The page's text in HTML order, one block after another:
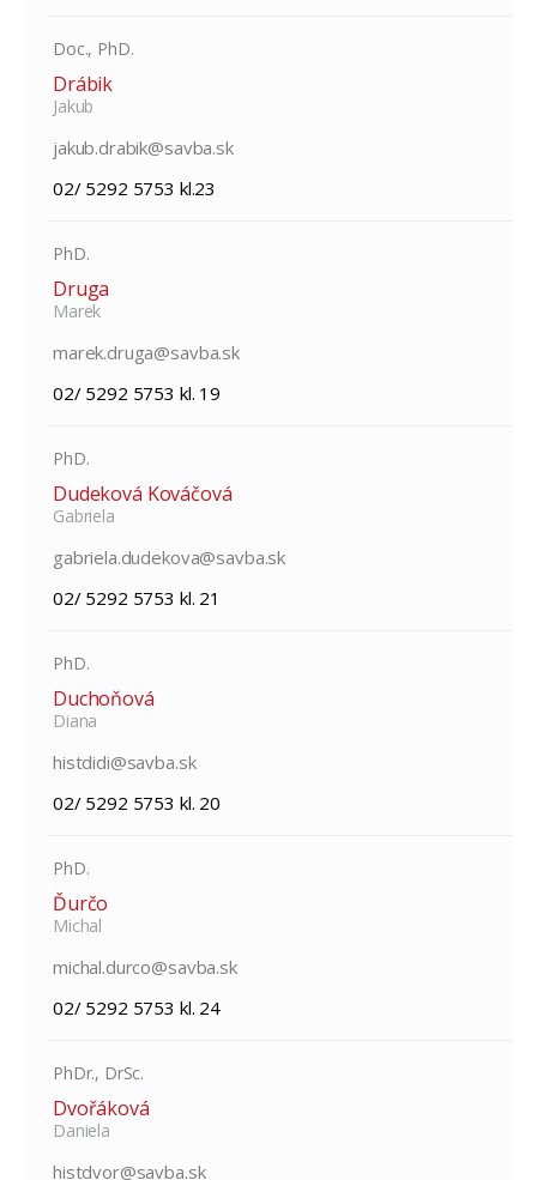
Doc., PhD.
Drábik
Jakub
jakub.drabik@savba.sk
02/ 5292 5753 kl.23
PhD.
Druga
Marek
marek.druga@savba.sk
02/ 5292 5753 kl. 19
PhD.
Dudeková Kováčová
Gabriela
gabriela.dudekova@savba.sk
02/ 5292 5753 kl. 21
PhD.
Duchoňová
Diana
histdidi@savba.sk
02/ 5292 5753 kl. 20
PhD.
Ďurčo
Michal
michal.durco@savba.sk
02/ 5292 5753 kl. 24
PhDr., DrSc.
Dvořáková
Daniela
histdvor@savba.sk